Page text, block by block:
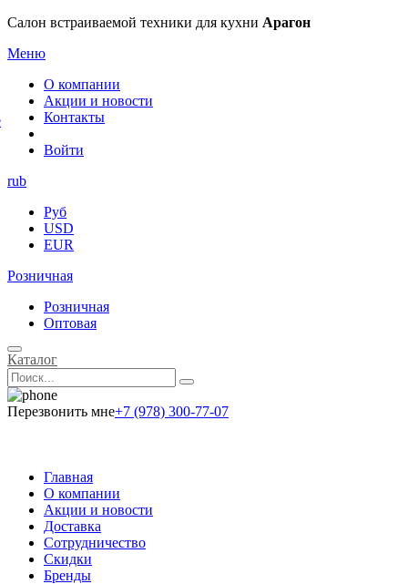
Салон встраиваемой техники для кухни Арагон
Меню
О компании
Акции и новости
Контакты
Войти
rub
Руб
USD
EUR
Розничная
Розничная
Оптовая
Каталог
Перезвонить мне+7 (978) 300-77-07
Главная
О компании
Акции и новости
Доставка
Сотрудничество
Скидки
Бренды